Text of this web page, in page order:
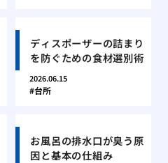
ディスポーザーの詰まり
を防ぐための食材選別術
2026.06.15
台所
お風呂の排水口が臭う原
因と基本の仕組み